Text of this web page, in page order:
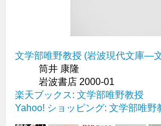
文学部唯野教授 (岩波現代文庫―
筒井 康隆
岩波書店 2000-01
楽天ブックス: 文学部唯野教授
Yahoo! ショッピング: 文学部唯野